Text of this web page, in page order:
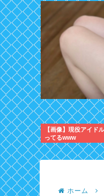
【画像】現役アイド
ってるwww
ホーム